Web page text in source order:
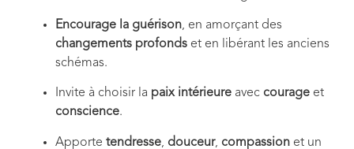
Encourage la guérison, en amorçant des
changements profonds et en libérant les anciens
schémas.
Invite à choisir la paix intérieure avec courage et
conscience.
Apporte tendresse, douceur, compassion et un